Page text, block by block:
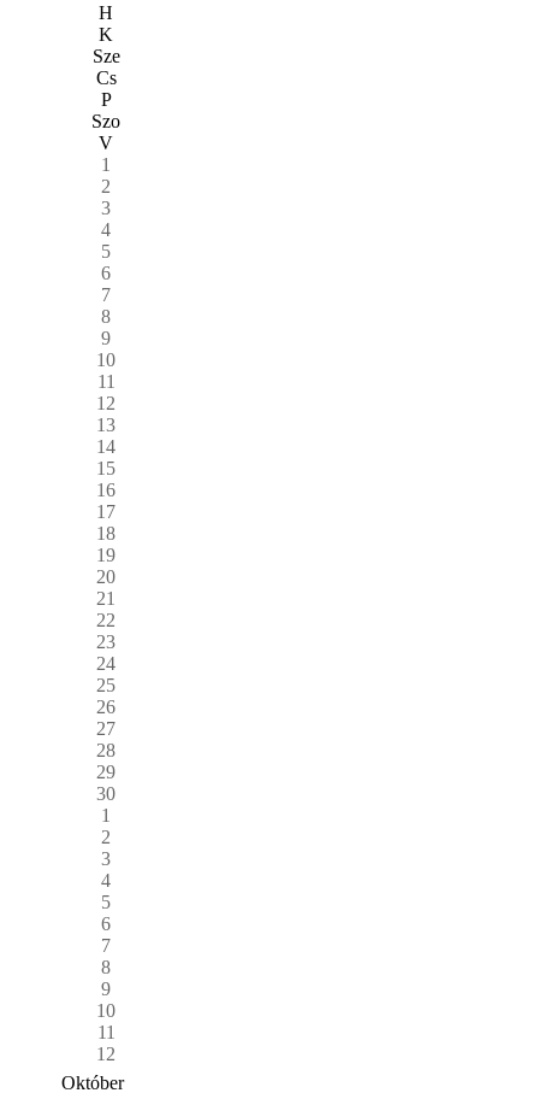
H
K
Sze
Cs
P
Szo
V
1
2
3
4
5
6
7
8
9
10
11
12
13
14
15
16
17
18
19
20
21
22
23
24
25
26
27
28
29
30
1
2
3
4
5
6
7
8
9
10
11
12
Október